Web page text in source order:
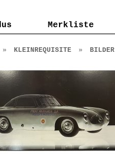
Merkliste
Merkliste
» KLEINREQUISITE » BILDER